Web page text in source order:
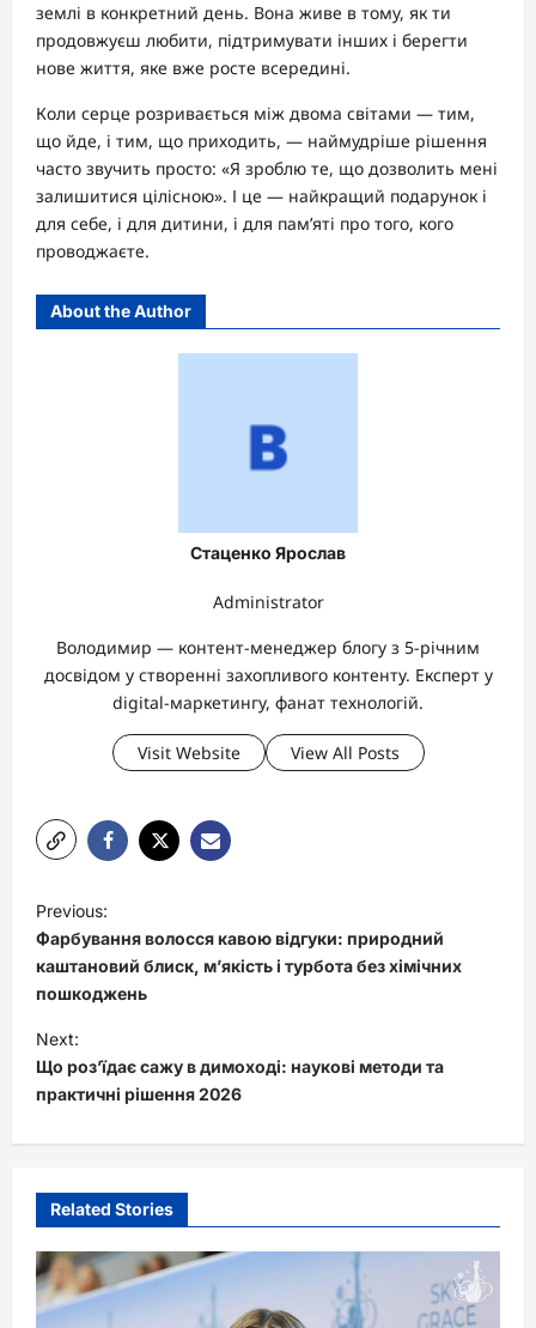
землі в конкретний день. Вона живе в тому, як ти
продовжуєш любити, підтримувати інших і берегти
нове життя, яке вже росте всередині.
Коли серце розривається між двома світами — тим,
що йде, і тим, що приходить, — наймудріше рішення
часто звучить просто: «Я зроблю те, що дозволить мені
залишитися цілісною». І це — найкращий подарунок і
для себе, і для дитини, і для пам’яті про того, кого
проводжаєте.
About the Author
Стаценко Ярослав
Administrator
Володимир — контент-менеджер блогу з 5-річним
досвідом у створенні захопливого контенту. Експерт у
digital-маркетингу, фанат технологій.
Visit Website View All Posts
o
s
t
n
a
g
a
t
i
Previous:
Фарбування волосся кавою відгуки: природний
каштановий блиск, м’якість і турбота без хімічних
пошкоджень
Next:
Що роз’їдає сажу в димоході: наукові методи та
практичні рішення 2026
Related Stories